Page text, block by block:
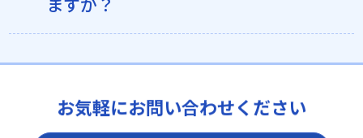
お気軽にお問い合わせください